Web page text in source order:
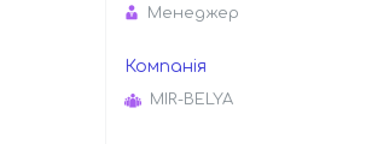
Менеджер
MIR-BELYA